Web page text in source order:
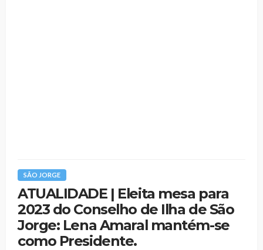
SÃO JORGE
ATUALIDADE | Eleita mesa para
2023 do Conselho de Ilha de São
Jorge: Lena Amaral mantém-se
como Presidente.